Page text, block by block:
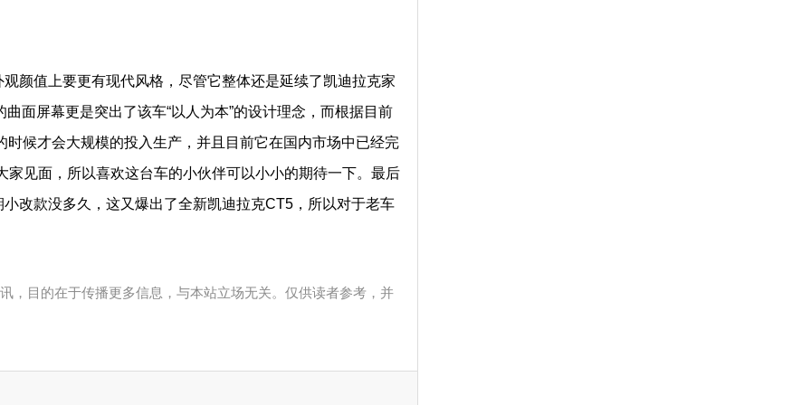
颜值上要更有现代风格，尽管它整体还是延续了凯迪拉克家
面屏幕更是突出了该车“以人为本”的设计理念，而根据目前
候才会大规模的投入生产，并且目前它在国内市场中已经完
见面，所以喜欢这台车的小伙伴可以小小的期待一下。最后
改款没多久，这又爆出了全新凯迪拉克CT5，所以对于老车
，目的在于传播更多信息，与本站立场无关。仅供读者参考，并